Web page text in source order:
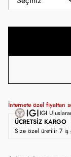
İnternete özel fiyattan
ÜCRETSIZ KARGO
IGI
Size özel üretilir 7 iş